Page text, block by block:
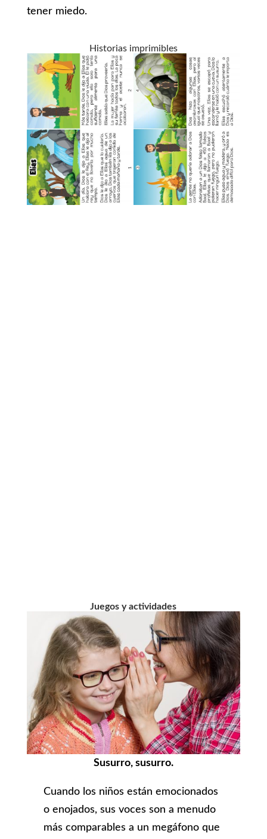
tener miedo.
Historias imprimibles
Juegos y actividades
Susurro, susurro.
Cuando los niños están emocionados
o enojados, sus voces son a menudo
más comparables a un megáfono que